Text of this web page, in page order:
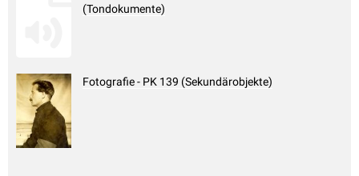
(Tondokumente)
Fotografie - PK 139 (Sekundärobjekte)